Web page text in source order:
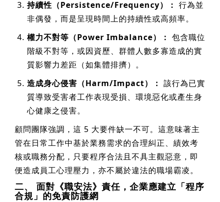
持續性（Persistence/Frequency）： 行為並
非偶發，而是呈現時間上的持續性或高頻率。
權力不對等（Power Imbalance）： 包含職位
階級不對等，或因資歷、群體人數多寡造成的實
質影響力差距（如集體排擠）。
造成身心侵害（Harm/Impact）： 該行為已實
質導致受害者工作表現受損、環境惡化或產生身
心健康之侵害。
顧問團隊強調，這 5 大要件缺一不可。這意味著主
管在日常工作中基於業務需求的合理糾正、績效考
核或職務分配，只要程序合法且不具主觀惡意，即
便造成員工心理壓力，亦不屬於違法的職場霸凌。
二、 面對《職安法》責任，企業應建立「程序
合規」的免責防護網